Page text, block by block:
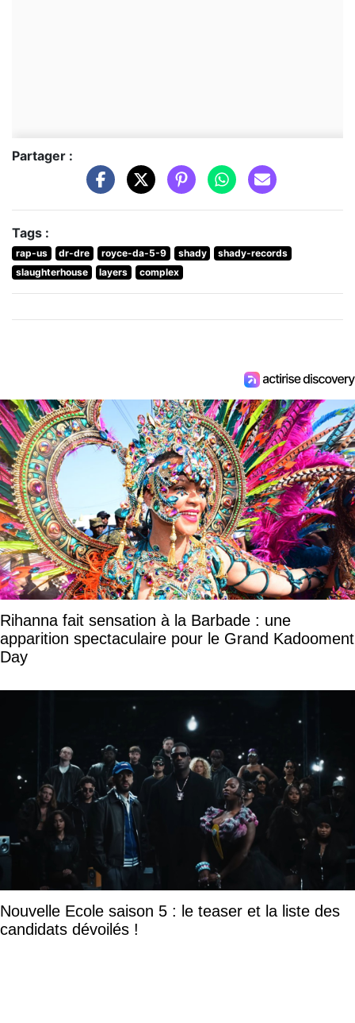
Partager :
Tags :
rap-us dr-dre royce-da-5-9 shady
shady-records
slaughterhouse
layers complex
Rihanna fait sensation à la Barbade : une
apparition spectaculaire pour le Grand Kadooment
Day
Nouvelle Ecole saison 5 : le teaser et la liste des
candidats dévoilés !